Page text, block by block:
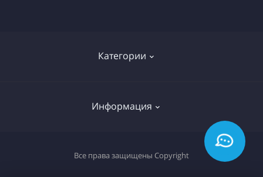
Категории
Российские сигареты
Информация
Все права защищены Copyright